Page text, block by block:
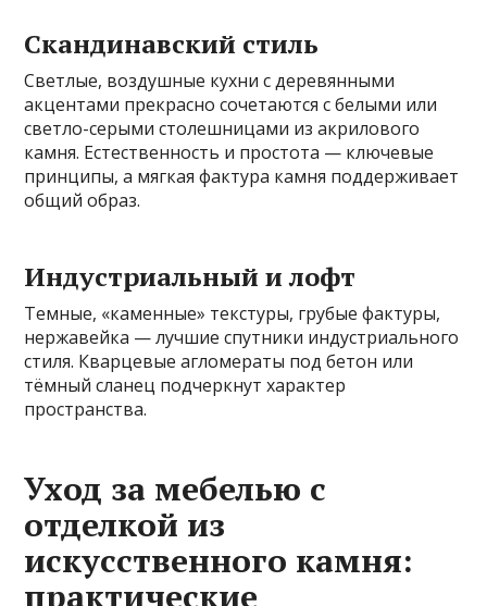
Скандинавский стиль
Светлые, воздушные кухни с деревянными
акцентами прекрасно сочетаются с белыми или
светло-серыми столешницами из акрилового
камня. Естественность и простота — ключевые
принципы, а мягкая фактура камня поддерживает
общий образ.
Индустриальный и лофт
Темные, «каменные» текстуры, грубые фактуры,
нержавейка — лучшие спутники индустриального
стиля. Кварцевые агломераты под бетон или
тёмный сланец подчеркнут характер
пространства.
Уход за мебелью с
отделкой из
искусственного камня:
практические